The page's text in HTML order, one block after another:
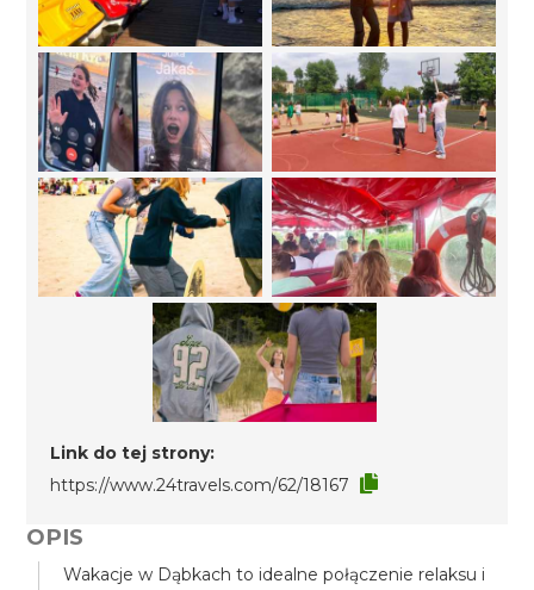
Link do tej strony:
https://www.24travels.com/62/18167
OPIS
Wakacje w Dąbkach to idealne połączenie relaksu i